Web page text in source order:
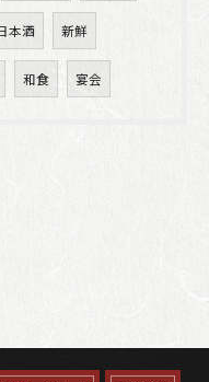
本酒 新鮮
和食 宴会